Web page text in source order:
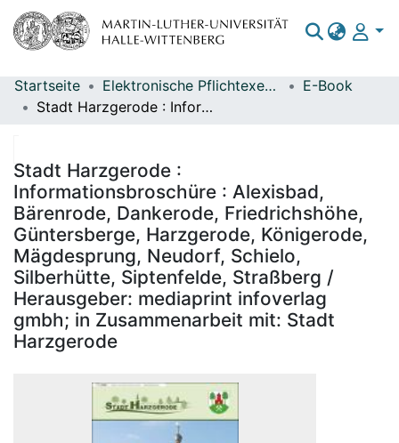
Bereiche & Sammlungen
Statistiken
Startseite Elektronische Pflichtexemplare
E-Book
Stadt Harzgerode : Informationsbroschüre : Alexisbad, Bärenrode, Dankerode, Friedrichshöhe, Güntersberge, Harzgerode, Königerode, Mägdesprung, Neudorf, Schielo, Silberhütte, Siptenfelde, Straßberg / Herausgeber: mediaprint infoverlag gmbh; in Zusammenarbeit mit: Stadt Harzgerode
Stadt Harzgerode :
Informationsbroschüre : Alexisbad,
Bärenrode, Dankerode, Friedrichshöhe,
Güntersberge, Harzgerode, Königerode,
Mägdesprung, Neudorf, Schielo,
Silberhütte, Siptenfelde, Straßberg /
Herausgeber: mediaprint infoverlag
gmbh; in Zusammenarbeit mit: Stadt
Harzgerode